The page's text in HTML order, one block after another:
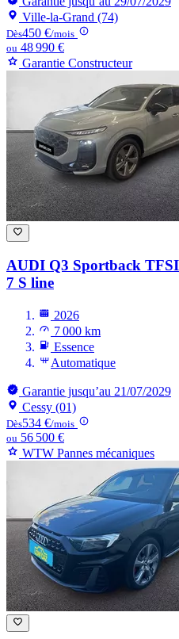
Ville-la-Grand (74)
Dès450 €/mois
ou 48 990 €
Garantie Constructeur
AUDI Q3 Sportback
7 S line
2026
7 000 km
Essence
Automatique
Garantie jusqu’au 21/07/2029
Cessy (01)
Dès534 €/mois
ou 56 500 €
WTW Pannes mécaniques